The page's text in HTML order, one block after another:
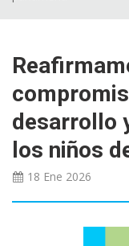
desarrollo
los niños
18 Ene 2026